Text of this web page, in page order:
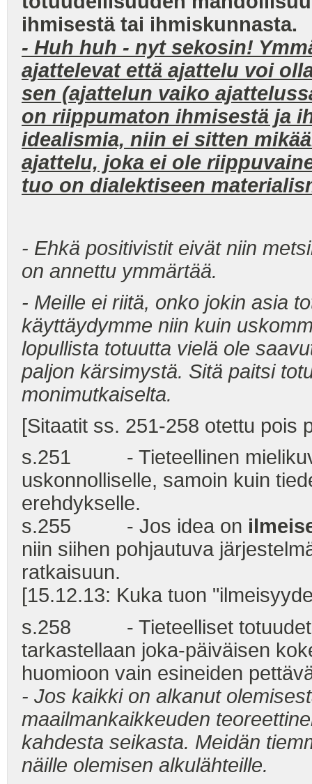
ihmisestä tai ihmiskunnasta.
- Huh huh - nyt sekosin!
ajattelevat että ajattelu voi
sen (ajattelun vaiko
on riippumaton ihmisestä ja
idealismia, niin ei sitten
ajattelu, joka ei ole
tuo on dialektiseen
- Ehkä positivistit eivät niin
on annettu ymmärtää.
- Meille ei riitä, onko jokin asia
käyttäydymme niin kuin
lopullista totuutta vielä ole
paljon kärsimystä. Sitä paitsi
monimutkaiselta.
[Sitaatit ss. 251-258 otettu pois
s.251 - Tieteellinen
uskonnolliselle, samoin kuin
erehdykselle.
s.255 - Jos idea on
niin siihen pohjautuva
ratkaisuun.
[15.12.13: Kuka tuon
s.258 - Tieteelliset totuudet
tarkastellaan joka-päiväisen
huomioon vain esineiden
- Jos kaikki on alkanut
maailmankaikkeuden
kahdesta seikasta. Meidän
näille olemisen alkulähteille.